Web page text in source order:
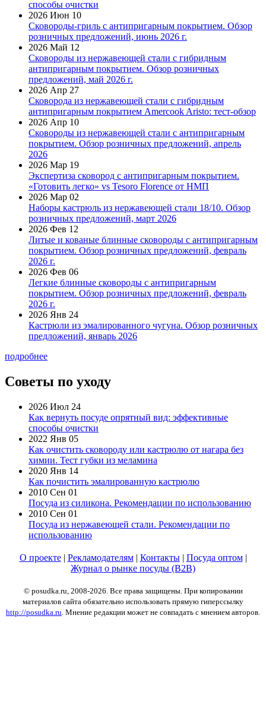
способы очистки
2026 Июн 10
Сковороды-гриль с антипригарным покрытием. Обзор
розничных предложений, июнь 2026 г.
2026 Май 12
Сковороды из нержавеющей стали с гибридным
антипригарным покрытием. Обзор розничных
предложений, май 2026 г.
2026 Апр 27
Сковорода из нержавеющей стали с гибридным
антипригарным покрытием Amercook Aristo: тест-обзор
2026 Апр 10
Сковороды из нержавеющей стали с антипригарным
покрытием. Обзор розничных предложений, апрель
2026
2026 Мар 19
Экспертиза сковород с антипригарным покрытием.
«Готовить легко» vs Tesoro Florence от НМП
2026 Мар 02
Наборы кастрюль из нержавеющей стали 18/10. Обзор
розничных предложений, март 2026
2026 Фев 12
Литые и кованые блинные сковороды с антипригарным
покрытием. Обзор розничных предложений, февраль
2026 г.
2026 Фев 06
Легкие блинные сковороды с антипригарным
покрытием. Обзор розничных предложений, февраль
2026 г.
2026 Янв 24
Кастрюли из эмалированного чугуна. Обзор розничных
предложений, январь 2026
подробнее
Советы по уходу
2026 Июл 24
Как вернуть посуде опрятный вид: эффективные
способы очистки
2022 Янв 05
Как очистить сковороду или кастрюлю от нагара без
химии. Тест губки из меламина
2020 Янв 14
Как почистить эмалированную кастрюлю
2010 Сен 01
Посуда из силикона. Рекомендации по использованию
2010 Сен 01
Посуда из нержавеющей стали. Рекомендации по
использованию
О проекте| Рекламодателям| Контакты| Посуда оптом|
Журнал о рынке посуды (B2B)
© posudka.ru, 2008-2026. Все права защищены. При копировании
материалов сайта обязательно использовать прямую гиперссылку
http://posudka.ru. Мнение редакции может не совпадать с мнением авторов.